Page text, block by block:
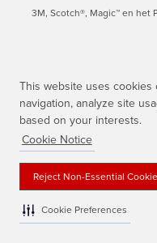
This website uses
navigation, analyze site
based on your interests.
Cookie Notice
Reject Non-Essential
Cookie Preferences
3M, Scotch®, Magic™ en het